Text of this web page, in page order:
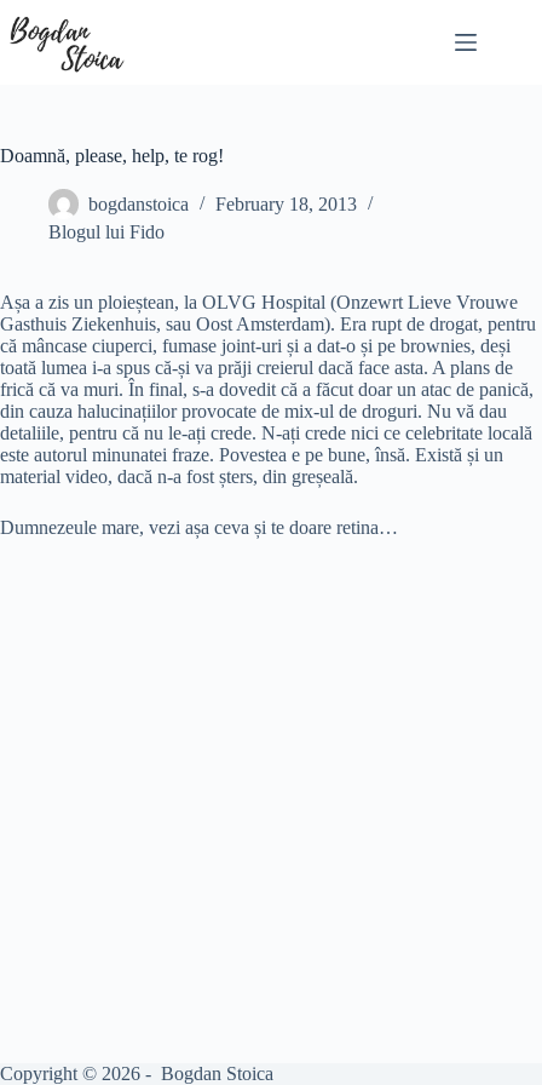
to
content
Doamnă, please, help, te rog!
bogdanstoica
February 18, 2013
Blogul lui Fido
Așa a zis un ploieștean, la OLVG Hospital (Onzewrt Lieve Vrouwe
Gasthuis Ziekenhuis, sau Oost Amsterdam). Era rupt de drogat, pentru
că mâncase ciuperci, fumase joint-uri și a dat-o și pe brownies, deși
toată lumea i-a spus că-și va prăji creierul dacă face asta. A plans de
frică că va muri. În final, s-a dovedit că a făcut doar un atac de panică,
din cauza halucinațiilor provocate de mix-ul de droguri. Nu vă dau
detaliile, pentru că nu le-ați crede. N-ați crede nici ce celebritate locală
este autorul minunatei fraze. Povestea e pe bune, însă. Există și un
material video, dacă n-a fost șters, din greșeală.
Dumnezeule mare, vezi așa ceva și te doare retina…
Copyright © 2026 - Bogdan Stoica